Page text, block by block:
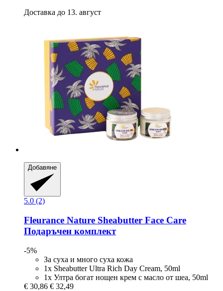
Доставка до 13. август
Добавяне
5.0 (2)
Fleurance Nature Sheabutter Face Care
Подаръчен комплект
-5%
За суха и много суха кожа
1x Sheabutter Ultra Rich Day Cream, 50ml
1x Ултра богат нощен крем с масло от шеа, 50ml
€ 30,86 € 32,49